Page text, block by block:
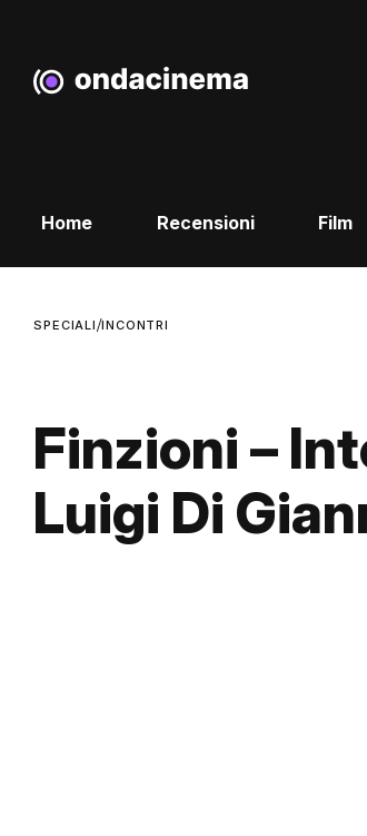
Home Recensioni Film
SPECIALI/INCONTRI
Finzioni –
Luigi Di